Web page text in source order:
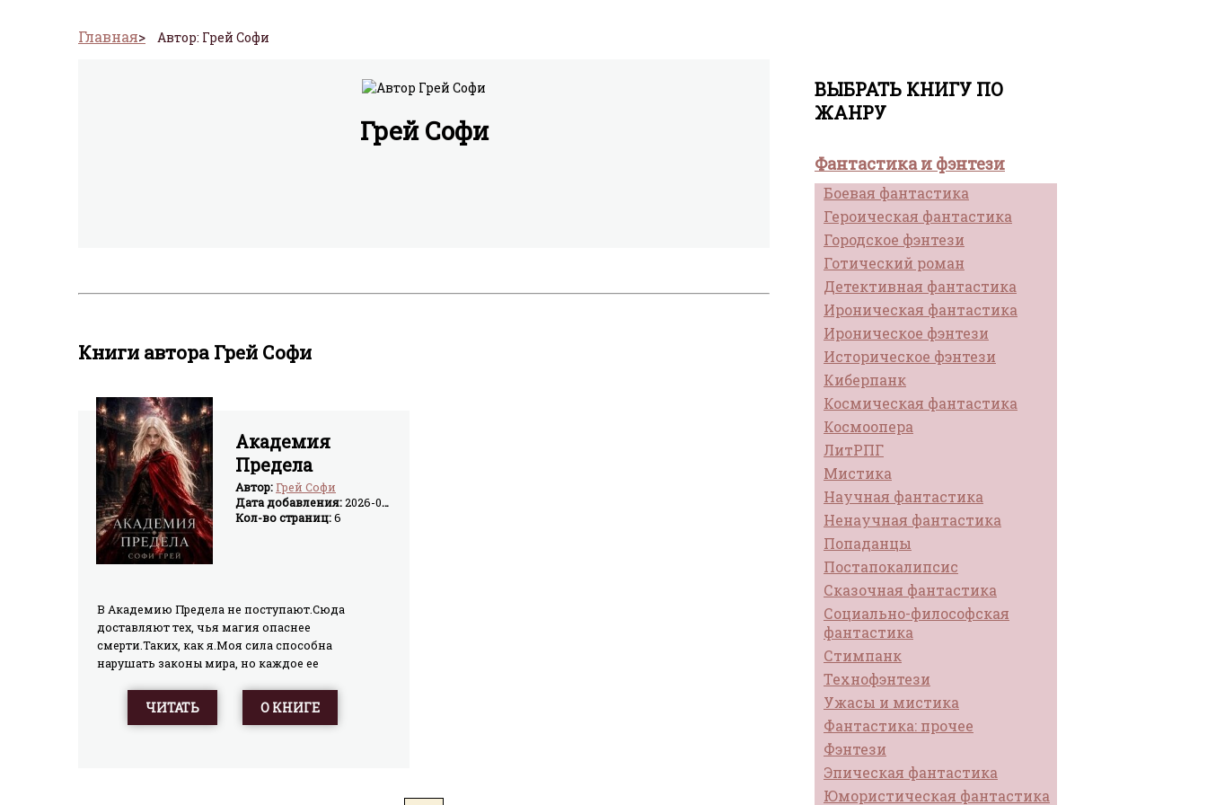
Главная Автор: Грей Софи
ВЫБРАТЬ КНИГУ ПО
ЖАНРУ
Фантастика и фэнтези
Боевая фантастика
Героическая фантастика
Городское фэнтези
Готический роман
Детективная фантастика
Ироническая фантастика
Ироническое фэнтези
Историческое фэнтези
Киберпанк
Космическая фантастика
Космоопера
ЛитРПГ
Мистика
Научная фантастика
Ненаучная фантастика
Попаданцы
Постапокалипсис
Сказочная фантастика
Социально-философская
фантастика
Стимпанк
Технофэнтези
Ужасы и мистика
Фантастика: прочее
Фэнтези
Эпическая фантастика
Юмористическая фантастика
Грей Софи
Книги автора Грей Софи
Академия
Предела
Автор:Грей Софи
Дата добавления:2026-07-07
Кол-во страниц:6
В Академию Предела не поступают.Сюда
доставляют тех, чья магия опаснее
смерти.Таких, как я.Моя сила способна
нарушать законы мира, но каждое ее
уже назначен и пугает до дрожи. Но хуже всего
то, что именно он должен помочь мне здесь
ЧИТАТЬ О КНИГЕ